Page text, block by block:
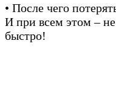
• После чего
И при всем этом –
быстро!